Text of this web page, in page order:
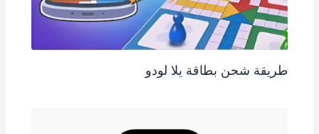
طريقة شحن بطاقة يلا لودو